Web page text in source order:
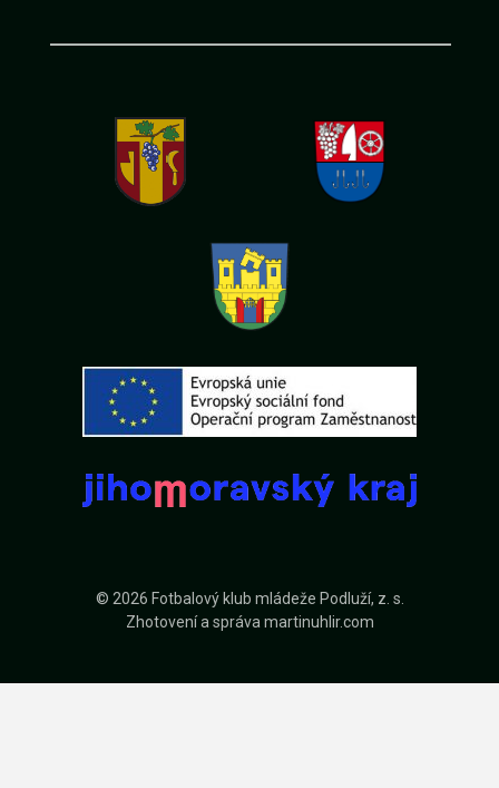
© 2026 Fotbalový klub mládeže Podluží, z. s.
Zhotovení a správamartinuhlir.com